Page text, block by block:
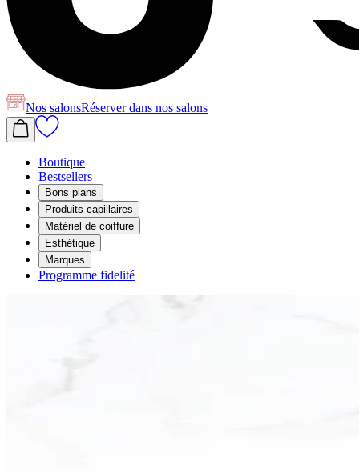
Nos salonsRéserverdans nos salons
Boutique
Bestsellers
Bons plans
Produits capillaires
Matériel de coiffure
Esthétique
Marques
Programme fidelité